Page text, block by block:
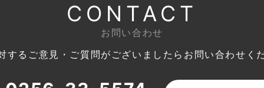
CONTACT
お問い合わせ
するご意見・ご質問がございましたら お問い合わせく